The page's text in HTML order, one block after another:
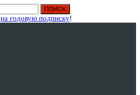
на годовую подписку!